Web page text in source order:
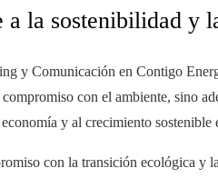
a la sostenibilidad y
y Comunicación en Contigo
con el ambiente, sino
y al crecimiento
con la transición ecológica y